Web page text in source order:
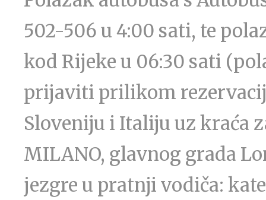
502-506 u 4:00 sati, te
kod Rijeke u 06:30 sati
prijaviti prilikom
Sloveniju i Italiju uz kraća
MILANO, glavnog grada
jezgre u pratnji vodiča: